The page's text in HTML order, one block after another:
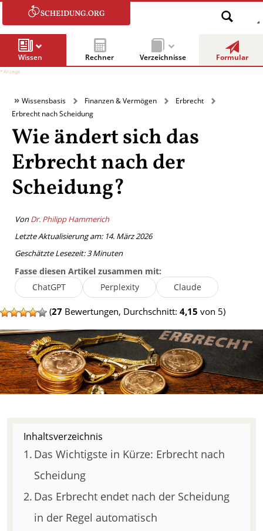
Wissen Rechner Verzeichnisse Formular
Wissensbasis Finanzen & Vermögen
Erbrecht
Erbrecht nach Scheidung
Wie ändert sich das
Erbrecht nach der
Scheidung?
VonDr. Philipp Hammerich
Letzte Aktualisierung am: 14. März 2026
Geschätzte Lesezeit:3 Minuten
Fasse diesen Artikel zusammen mit:
ChatGPT
Perplexity Claude
(27 Bewertungen, Durchschnitt: 4,15 von 5)
Inhaltsverzeichnis
Das Wichtigste in Kürze: Erbrecht nach
Scheidung
Das Erbrecht endet nach der Scheidung
in der Regel automatisch